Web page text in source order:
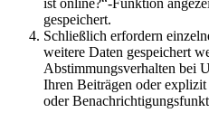
gespeichert.
Schließlich erfordern
weitere Daten gespeichert
Abstimmungsverhalten bei
Ihren Beiträgen oder explizit
oder